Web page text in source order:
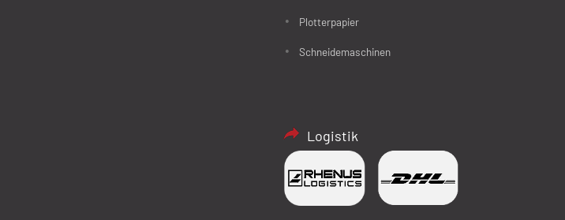
Plotterpapier
Schneidemaschinen
Logistik